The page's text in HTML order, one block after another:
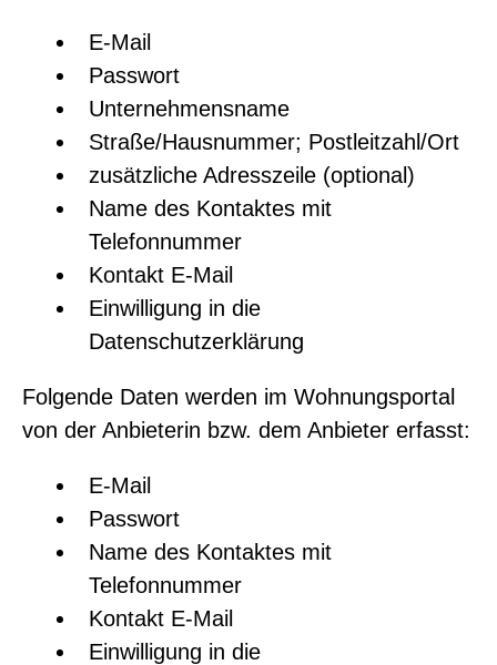
E-Mail
Passwort
Unternehmensname
Straße/Hausnummer; Postleitzahl/Ort
zusätzliche Adresszeile (optional)
Name des Kontaktes mit
Telefonnummer
Kontakt E-Mail
Einwilligung in die
Datenschutzerklärung
Folgende Daten werden im Wohnungsportal
von der Anbieterin bzw. dem Anbieter erfasst:
E-Mail
Passwort
Name des Kontaktes mit
Telefonnummer
Kontakt E-Mail
Einwilligung in die